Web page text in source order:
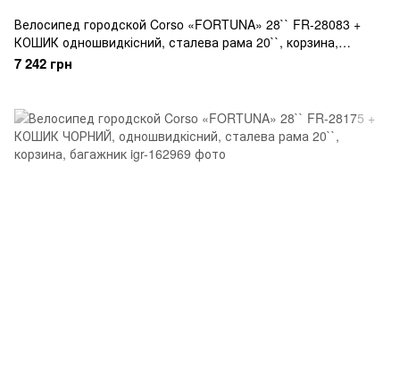
Велосипед городской Corso «FORTUNA» 28`` FR-28083 +
КОШИК одношвидкісний, сталева рама 20``, корзина,
багажник
7 242 грн